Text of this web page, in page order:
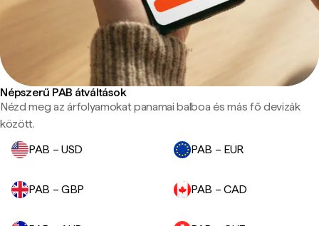
Népszerű PAB átváltások
Nézd meg az árfolyamokat panamai balboa és más fő devizák
között.
PAB – USD
PAB – EUR
PAB – GBP PAB – CAD